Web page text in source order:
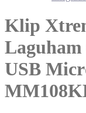
Klip
Laguham
USB